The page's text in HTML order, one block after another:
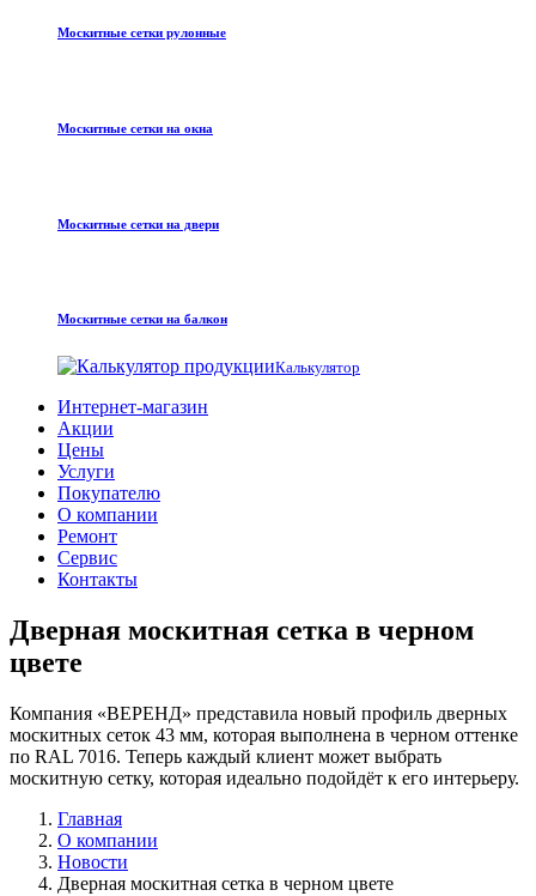
Москитные сетки рулонные
Москитные сетки на окна
Москитные сетки на двери
Москитные сетки на балкон
Калькулятор
Интернет-магазин
Акции
Цены
Услуги
Покупателю
О компании
Ремонт
Сервис
Контакты
Дверная москитная сетка в черном
цвете
Компания «ВЕРЕНД» представила новый профиль дверных
москитных сеток 43 мм, которая выполнена в черном оттенке
по RAL 7016. Теперь каждый клиент может выбрать
москитную сетку, которая идеально подойдёт к его интерьеру.
Главная
О компании
Новости
Дверная москитная сетка в черном цвете